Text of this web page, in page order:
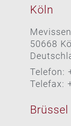
Köln
50668
Telefon:
Telefax:
Brüssel